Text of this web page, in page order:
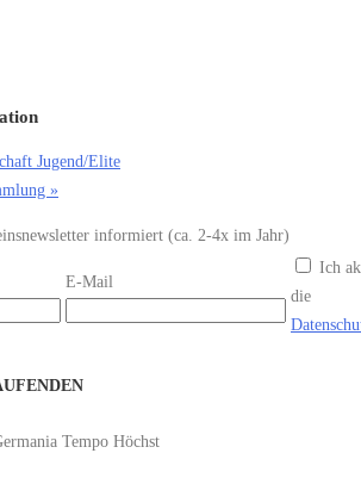
Jugend/Elite
»
informiert (ca. 2-4x im Jahr)
E-Mail
Ich
die
Tempo Höchst